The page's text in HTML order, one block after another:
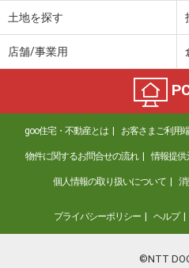
土地を探す
店舗/事業用
goo住宅・不動産とは お客さまご利用
物件に関するお問合せの流れ 情報提供
個人情報の取り扱いについて
プライバシーポリシー ヘルプ
©NTT